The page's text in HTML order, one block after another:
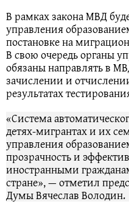
В рамках закона МВД
управления
постановке на
В свою очередь органы
обязаны направлять в
зачислении и
результатах
«Система
детях‑мигрантах и их
управления
прозрачность и
иностранными
стране», — отметил
Думы Вячеслав Володин.